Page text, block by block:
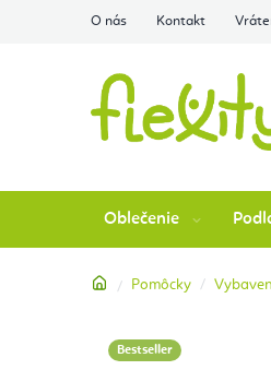
O nás Kontakt
Oblečenie
DomovPomôcky
Bestseller